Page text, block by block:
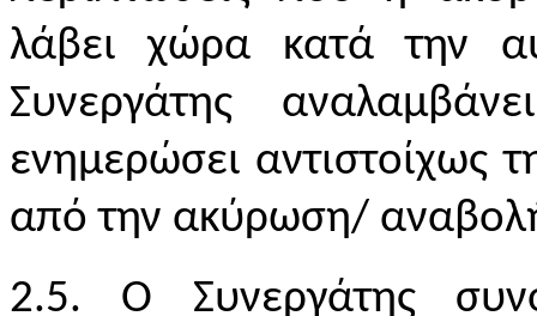
λάβει χώρα κατά την
Συνεργάτης
ενημερώσει αντιστοίχως
από την ακύρωση/
2.5. Ο Συνεργάτης